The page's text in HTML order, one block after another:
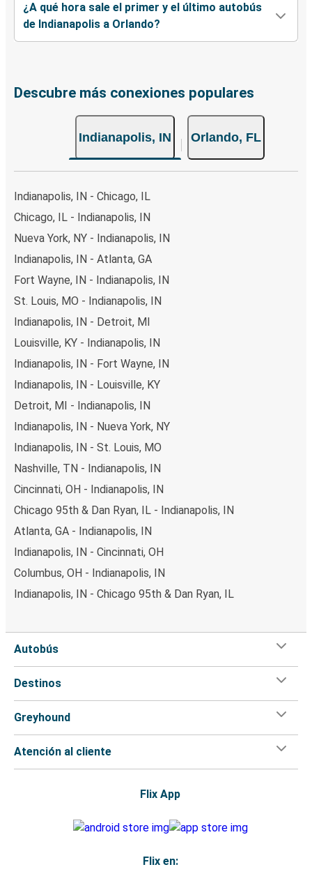
¿A qué hora sale el primer y el último autobús
de Indianapolis a Orlando?
Descubre más conexiones populares
Indianapolis, IN Orlando, FL
Indianapolis, IN - Chicago, IL
Chicago, IL - Indianapolis, IN
Nueva York, NY - Indianapolis, IN
Indianapolis, IN - Atlanta, GA
Fort Wayne, IN - Indianapolis, IN
St. Louis, MO - Indianapolis, IN
Indianapolis, IN - Detroit, MI
Louisville, KY - Indianapolis, IN
Indianapolis, IN - Fort Wayne, IN
Indianapolis, IN - Louisville, KY
Detroit, MI - Indianapolis, IN
Indianapolis, IN - Nueva York, NY
Indianapolis, IN - St. Louis, MO
Nashville, TN - Indianapolis, IN
Cincinnati, OH - Indianapolis, IN
Chicago 95th & Dan Ryan, IL - Indianapolis, IN
Atlanta, GA - Indianapolis, IN
Indianapolis, IN - Cincinnati, OH
Columbus, OH - Indianapolis, IN
Indianapolis, IN - Chicago 95th & Dan Ryan, IL
Autobús
Destinos
Greyhound
Atención al cliente
Flix App
Flix en: